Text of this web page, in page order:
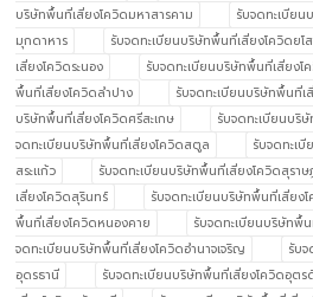
บริษัทพื้นที่เสี่ยงโควิดมหาสารคาม
รับจดทะเบีย
มุกดาหาร
รับจดทะเบียนบริษัทพื้นที่เสี่ยงโควิดยโ
เสี่ยงโควิดระนอง
รับจดทะเบียนบริษัทพื้นที่เสี่ยงโ
พื้นที่เสี่ยงโควิดลำปาง
รับจดทะเบียนบริษัทพื้นที่เ
บริษัทพื้นที่เสี่ยงโควิดศรีสะเกษ
รับจดทะเบียนบริ
จดทะเบียนบริษัทพื้นที่เสี่ยงโควิดสตูล
รับจดทะเ
สระแก้ว
รับจดทะเบียนบริษัทพื้นที่เสี่ยงโควิดสุรา
เสี่ยงโควิดสุรินทร์
รับจดทะเบียนบริษัทพื้นที่เสี่ยง
พื้นที่เสี่ยงโควิดหนองคาย
รับจดทะเบียนบริษัทพื้
จดทะเบียนบริษัทพื้นที่เสี่ยงโควิดอำนาจเจริญ
รับ
อุดรธานี
รับจดทะเบียนบริษัทพื้นที่เสี่ยงโควิดอุต